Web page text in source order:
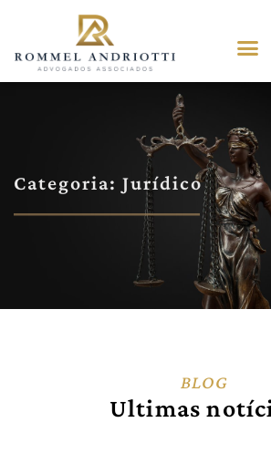
Categoria: Jurídico
BLOG
Ultimas